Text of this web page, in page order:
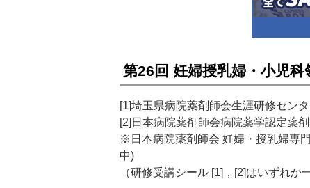
第26回 妊婦授乳婦・小児科
[1]埼玉県病院薬剤師会生涯研修セン
[2]日本病院薬剤師会病院薬学認定薬
※日本病院薬剤師会 妊婦・授乳婦専
中)
（研修受講シール [1]，[2]はいずれか